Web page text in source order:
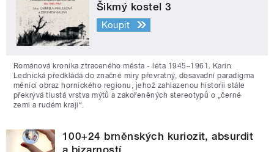
Šikmý kostel 3
Koupit
Románová kronika ztraceného města - léta 1945–1961. Karin
Lednická předkládá do značné míry převratný, dosavadní paradigma
měnící obraz hornického regionu, jehož zahlazenou historii stále
překrývá tlustá vrstva mýtů a zakořeněných stereotypů o „černé
zemi a rudém kraji“.
100+24 brněnských kuriozit, absurdit